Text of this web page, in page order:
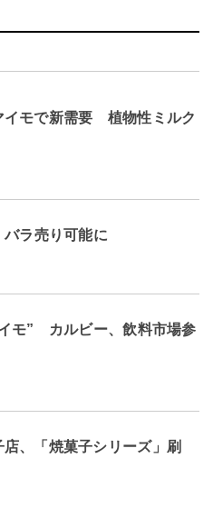
イモで新需要 植物性ミルク
ラ売り可能に
イモ” カルビー、飲料市場参
店、「焼菓子シリーズ」刷